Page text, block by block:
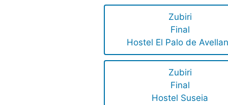
Zubiri
Final
Hostel El Palo de
Zubiri
Final
Hostel Suseia